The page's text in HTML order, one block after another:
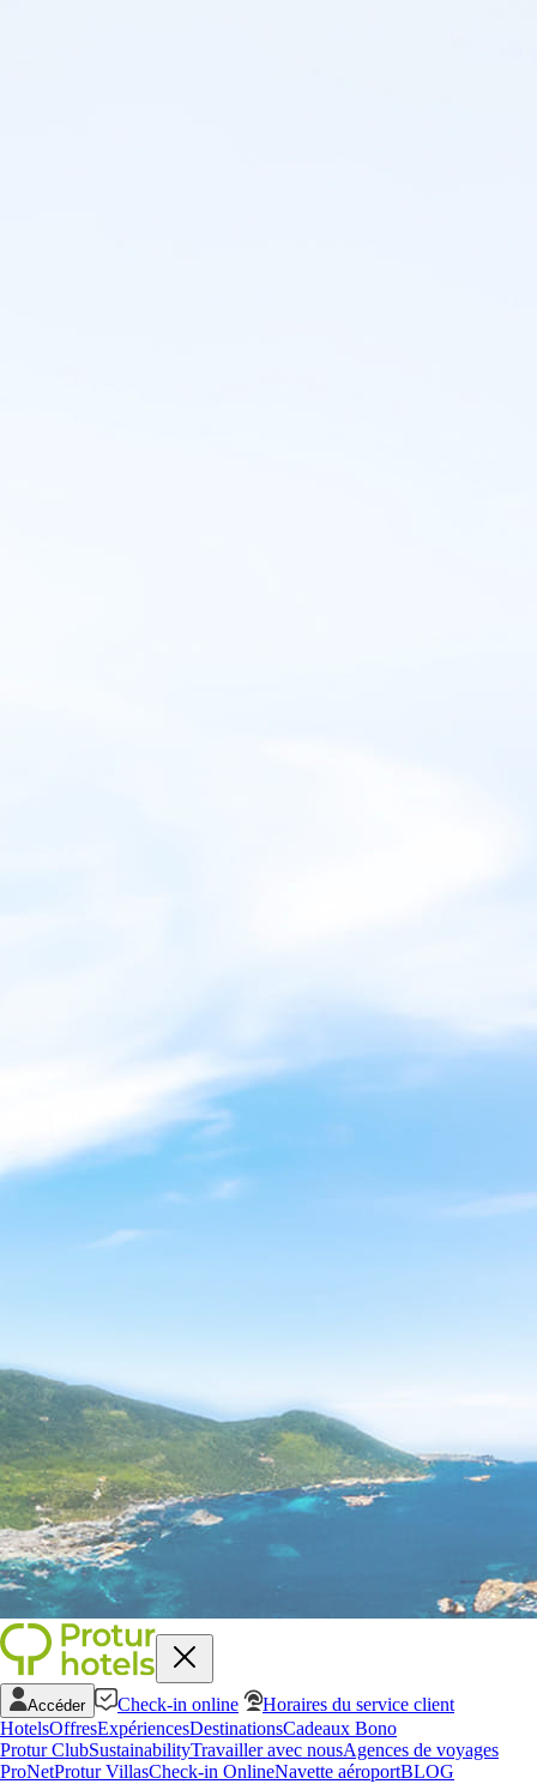
Accéder Check-in online
Horaires du service client
HotelsOffresExpériencesDestinationsCadeaux Bono
Protur ClubSustainabilityTravailler avec nousAgences de voyages
ProNetProtur VillasCheck-in OnlineNavette aéroportBLOG